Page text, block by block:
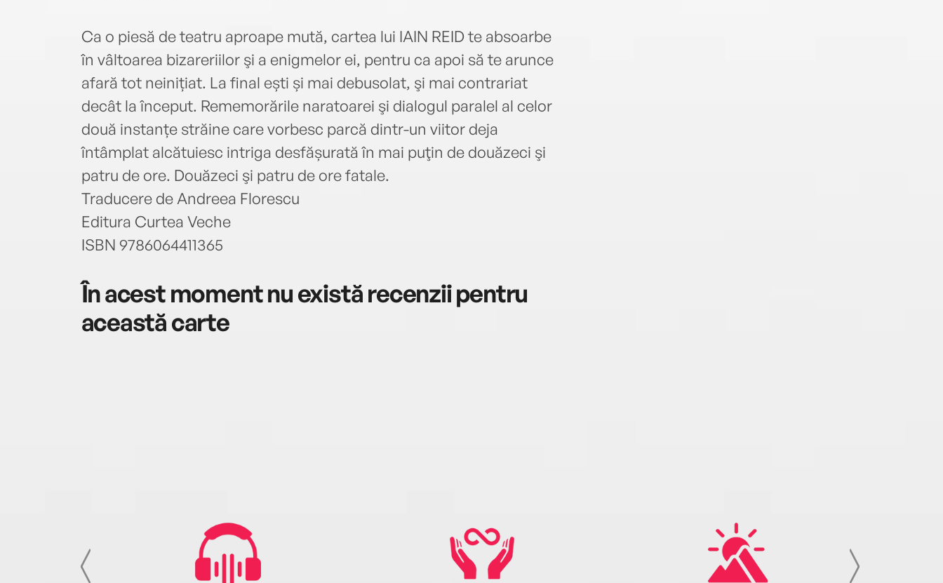
Ca o piesă de teatru aproape mută, cartea lui IAIN REID te absoarbe
în vâltoarea bizareriilor şi a enigmelor ei, pentru ca apoi să te arunce
afară tot neinițiat. La final ești și mai debusolat, şi mai contrariat
decât la început. Rememorările naratoarei şi dialogul paralel al celor
două instanțe străine care vorbesc parcă dintr-un viitor deja
întâmplat alcătuiesc intriga desfășurată în mai puţin de douăzeci şi
patru de ore. Douăzeci şi patru de ore fatale.
Traducere de Andreea Florescu
Editura Curtea Veche
ISBN 9786064411365
În acest moment nu există recenzii pentru
această carte